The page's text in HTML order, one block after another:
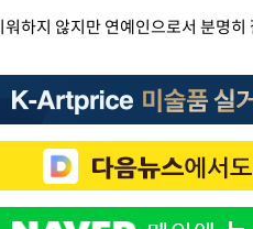
하지 않지만 연예인으로서 분명히